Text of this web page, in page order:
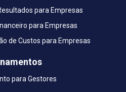
para Empresas
para Empresas
de Custos para Empresas
para Gestores